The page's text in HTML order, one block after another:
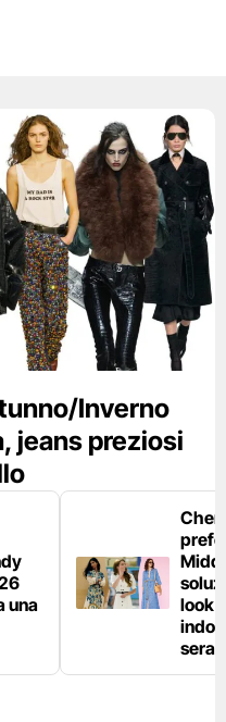
Inverno
jeans preziosi
una
look
sera